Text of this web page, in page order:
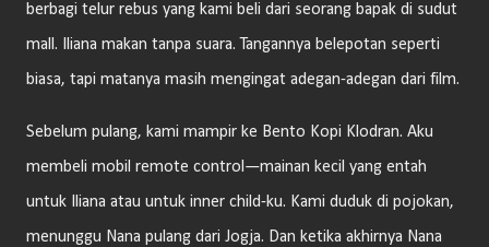
berbagi telur rebus yang kami beli dari seorang bapak di sudut
mall. Iliana makan tanpa suara. Tangannya belepotan seperti
biasa, tapi matanya masih mengingat adegan-adegan dari film.
Sebelum pulang, kami mampir ke Bento Kopi Klodran. Aku
membeli mobil remote control—mainan kecil yang entah
untuk Iliana atau untuk inner child-ku. Kami duduk di pojokan,
menunggu Nana pulang dari Jogja. Dan ketika akhirnya Nana